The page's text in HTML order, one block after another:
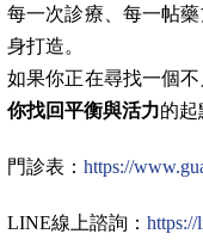
每一次診療、每一帖
身打造。
如果你正在尋找一個
你找回平衡與活力的起
門診表： https://
LINE線上諮詢： https://